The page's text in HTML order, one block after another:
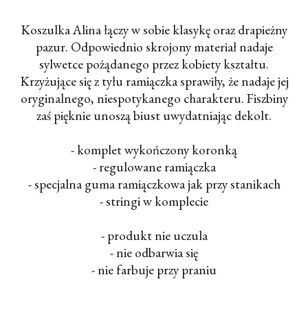
Koszulka Alina łączy w sobie klasykę oraz drapieżny
pazur. Odpowiednio skrojony materiał nadaje
sylwetce pożądanego przez kobiety kształtu.
Krzyżujące się z tyłu ramiączka sprawiły, że nadaje jej
oryginalnego, niespotykanego charakteru. Fiszbiny
zaś pięknie unoszą biust uwydatniając dekolt.
- komplet wykończony koronką
- regulowane ramiączka
- specjalna guma ramiączkowa jak przy stanikach
- stringi w komplecie
- produkt nie uczula
- nie odbarwia się
- nie farbuje przy praniu